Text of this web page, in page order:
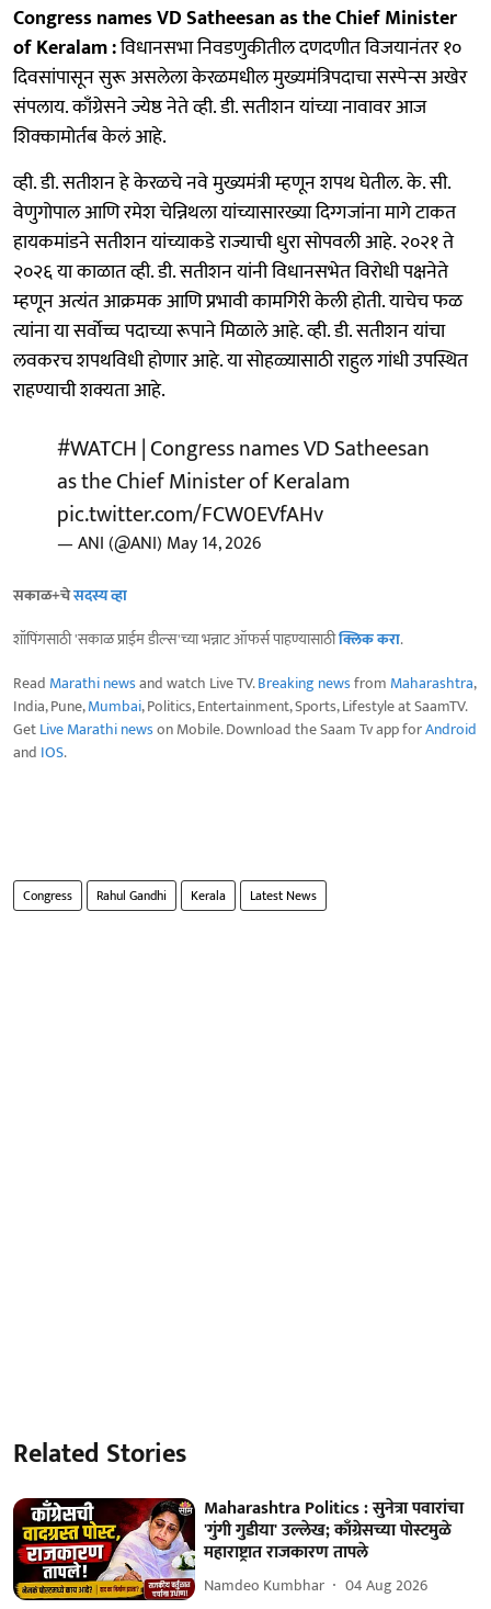
Congress names VD Satheesan as the Chief Minister
of Keralam :विधानसभा निवडणुकीतील दणदणीत विजयानंतर १०
दिवसांपासून सुरू असलेला केरळमधील मुख्यमंत्रिपदाचा सस्पेन्स अखेर
संपलाय. काँग्रेसने ज्येष्ठ नेते व्ही. डी. सतीशन यांच्या नावावर आज
शिक्कामोर्तब केलं आहे.
व्ही. डी. सतीशन हे केरळचे नवे मुख्यमंत्री म्हणून शपथ घेतील. के. सी.
वेणुगोपाल आणि रमेश चेन्निथला यांच्यासारख्या दिग्गजांना मागे टाकत
हायकमांडने सतीशन यांच्याकडे राज्याची धुरा सोपवली आहे. २०२१ ते
२०२६ या काळात व्ही. डी. सतीशन यांनी विधानसभेत विरोधी पक्षनेते
म्हणून अत्यंत आक्रमक आणि प्रभावी कामगिरी केली होती. याचेच फळ
त्यांना या सर्वोच्च पदाच्या रूपाने मिळाले आहे. व्ही. डी. सतीशन यांचा
लवकरच शपथविधी होणार आहे. या सोहळ्यासाठी राहुल गांधी उपस्थित
राहण्याची शक्यता आहे.
#WATCH| Congress names VD Satheesan
as the Chief Minister of Keralam
pic.twitter.com/FCW0EVfAHv
— ANI (@ANI) May 14, 2026
सकाळ+चेसदस्य व्हा
शॉपिंगसाठी 'सकाळ प्राईम डील्स'च्या भन्नाट ऑफर्स पाहण्यासाठीक्लिक करा.
Read Marathi newsand watch Live TV.Breaking newsfrom Maharashtra,
India, Pune,Mumbai, Politics, Entertainment, Sports, Lifestyle at SaamTV.
GetLive Marathi newson Mobile. Download the Saam Tv app forAndroid
and IOS.
Congress Rahul Gandhi Kerala Latest News
Related Stories
Maharashtra Politics : सुनेत्रा पवारांचा
'गुंगी गुडीया' उल्लेख; काँग्रेसच्या पोस्टमुळे
महाराष्ट्रात राजकारण तापले
Namdeo Kumbhar 04 Aug 2026